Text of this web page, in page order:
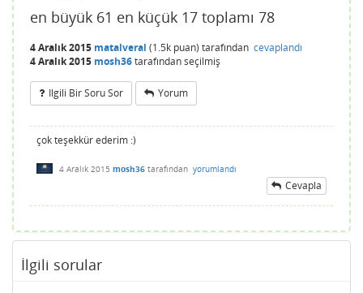
en büyük 61 en küçük 17 toplamı 78
4 Aralık 2015 matalveral (1.5k puan) tarafından cevaplandı
4 Aralık 2015 mosh36tarafındanseçilmiş
Ilgili Bir Soru Sor Yorum
çok teşekkür ederim :)
4 Aralık 2015 mosh36 tarafından yorumlandı
Cevapla
İlgili sorular